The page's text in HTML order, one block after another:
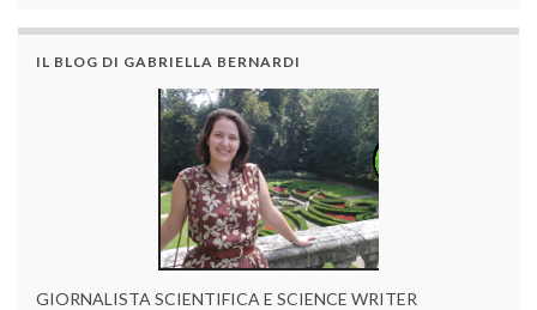
IL BLOG DI GABRIELLA BERNARDI
GIORNALISTA SCIENTIFICA E SCIENCE WRITER